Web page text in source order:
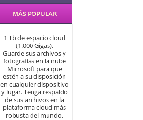
MÁS POPULAR
1 Tb de espacio cloud
(1.000 Gigas).
Guarde sus archivos y
fotografías en la nube
Microsoft para que
estén a su disposición
en cualquier dispositivo
y lugar. Tenga respaldo
de sus archivos en la
plataforma cloud más
robusta del mundo.